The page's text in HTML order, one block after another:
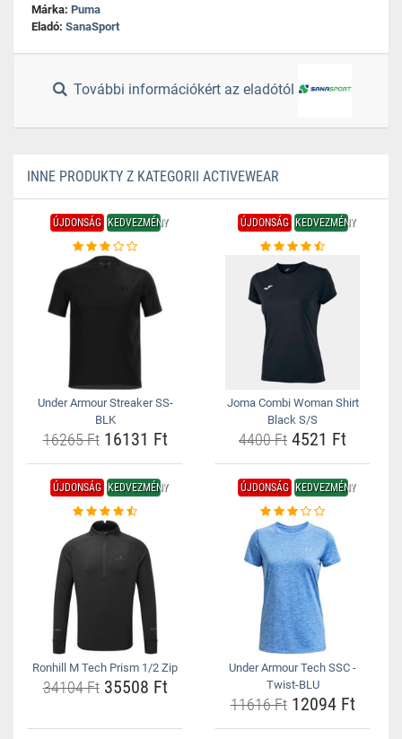
Márka: Puma
Eladó: SanaSport
További információkért az eladótól
INNE PRODUKTY Z KATEGORII ACTIVEWEAR
ÚJDONSÁG KEDVEZMÉNY
Under Armour Streaker SS-
BLK
16265 Ft16131 Ft
ÚJDONSÁG KEDVEZMÉNY
Joma Combi Woman Shirt
Black S/S
4400 Ft 4521 Ft
ÚJDONSÁG KEDVEZMÉNY
Ronhill M Tech Prism 1/2 Zip
34104 Ft35508 Ft
ÚJDONSÁG KEDVEZMÉNY
Under Armour Tech SSC -
Twist-BLU
11616 Ft12094 Ft